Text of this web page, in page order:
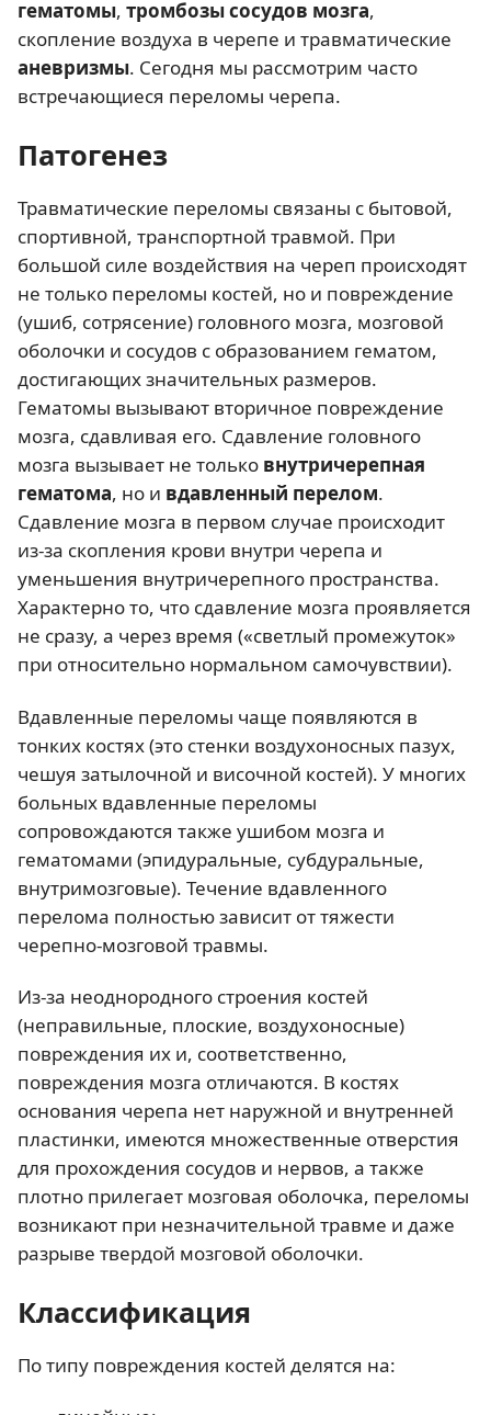
гематомы, тромбозы сосудов мозга,
скопление воздуха в черепе и травматические
аневризмы. Сегодня мы рассмотрим часто
встречающиеся переломы черепа.
Патогенез
Травматические переломы связаны с бытовой,
спортивной, транспортной травмой. При
большой силе воздействия на череп происходят
не только переломы костей, но и повреждение
(ушиб, сотрясение) головного мозга, мозговой
оболочки и сосудов с образованием гематом,
достигающих значительных размеров.
Гематомы вызывают вторичное повреждение
мозга, сдавливая его. Сдавление головного
мозга вызывает не только внутричерепная
гематома, но и вдавленный перелом.
Сдавление мозга в первом случае происходит
из-за скопления крови внутри черепа и
уменьшения внутричерепного пространства.
Характерно то, что сдавление мозга проявляется
не сразу, а через время («светлый промежуток»
при относительно нормальном самочувствии).
Вдавленные переломы чаще появляются в
тонких костях (это стенки воздухоносных пазух,
чешуя затылочной и височной костей). У многих
больных вдавленные переломы
сопровождаются также ушибом мозга и
гематомами (эпидуральные, субдуральные,
внутримозговые). Течение вдавленного
перелома полностью зависит от тяжести
черепно-мозговой травмы.
Из-за неоднородного строения костей
(неправильные, плоские, воздухоносные)
повреждения их и, соответственно,
повреждения мозга отличаются. В костях
основания черепа нет наружной и внутренней
пластинки, имеются множественные отверстия
для прохождения сосудов и нервов, а также
плотно прилегает мозговая оболочка, переломы
возникают при незначительной травме и даже
разрыве твердой мозговой оболочки.
Классификация
По типу повреждения костей делятся на: